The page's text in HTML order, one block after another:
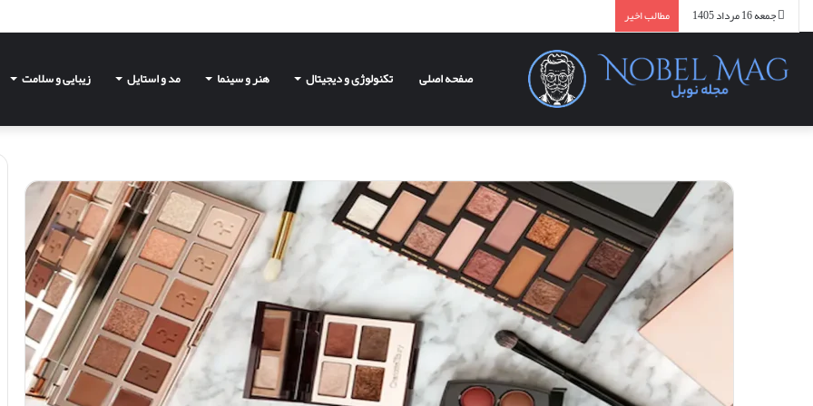
جمعه 16 مرداد 1405 مطالب اخیر
صفحه اصلی تکنولوژی و دیجیتال هنر و سینما مد و استایل زیبایی و سلامت